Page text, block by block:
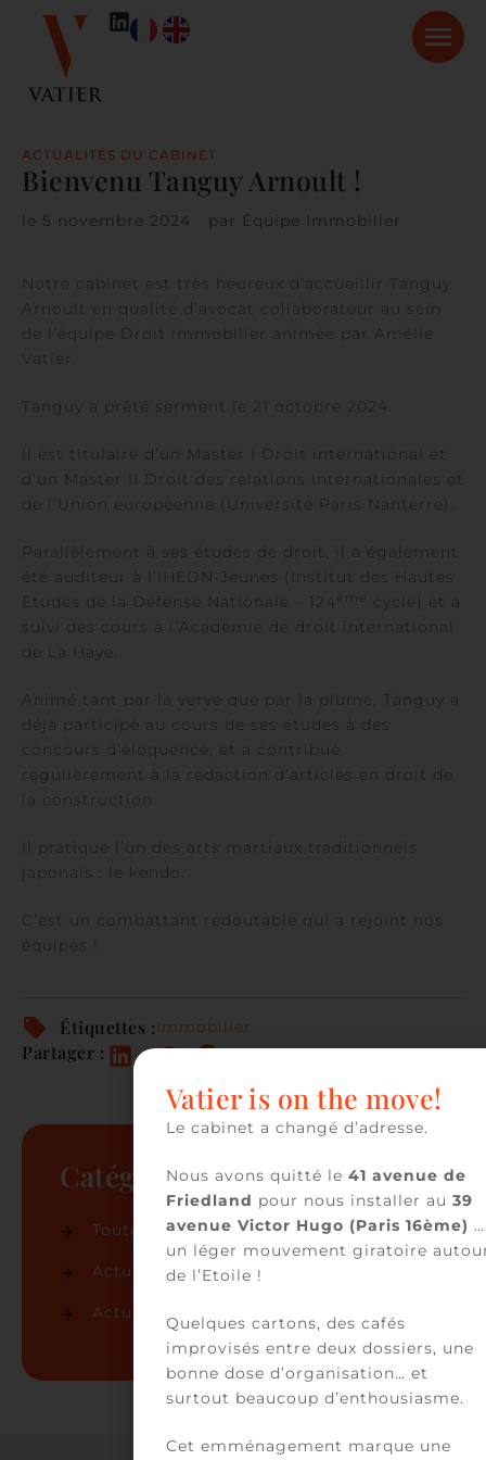
ACTUALITÉS DU CABINET
Bienvenu Tanguy Arnoult !
le 5 novembre 2024 par Équipe Immobilier
Notre cabinet est très heureux d’accueillir Tanguy
Arnoult en qualité d’avocat collaborateur au sein
de l’équipe Droit immobilier animée par Amélie
Vatier.
Tanguy a prêté serment le 21 octobre 2024.
Il est titulaire d’un Master I Droit international et
d’un Master II Droit des relations internationales et
de l’Union européenne (Université Paris Nanterre).
Parallèlement à ses études de droit, il a également
été auditeur à l’IHEDN-Jeunes (Institut des Hautes
Etudes de la Défense Nationale – 124
ème
cycle) et a
suivi des cours à l’Académie de droit international
de La Haye.
Animé tant par la verve que par la plume, Tanguy a
déjà participé au cours de ses études à des
concours d’éloquence, et a contribué
régulièrement à la rédaction d’articles en droit de
la construction.
Il pratique l’un des arts martiaux traditionnels
japonais : le kendo.
C’est un combattant redoutable qui a rejoint nos
équipes !
Étiquettes : Immobilier
Partager :
Catégories
Toutes les actualités(86)
Actualités du cabinet
Actualités juridiques
Vatier is on the move!
Le cabinet a changé d’adresse.
Nous avons quitté le 41 avenue de
Friedland pour nous installer au 39
avenue Victor Hugo (Paris 16ème) …
un léger mouvement giratoire
de l’Etoile !
Quelques cartons, des cafés
improvisés entre deux dossiers, une
bonne dose d’organisation… et
surtout beaucoup d’enthousiasme.
Cet emménagement marque une